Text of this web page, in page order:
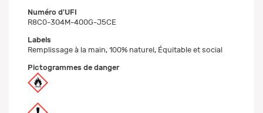
Numéro d'UFI
R8C0-304M-400G-J5CE
Labels
Remplissage à la main, 100% naturel, Équitable et social
Pictogrammes de danger